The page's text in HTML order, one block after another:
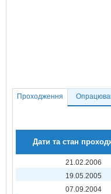
Проходження
Дати та стан
21.02.2006
19.05.2005
07.09.2004